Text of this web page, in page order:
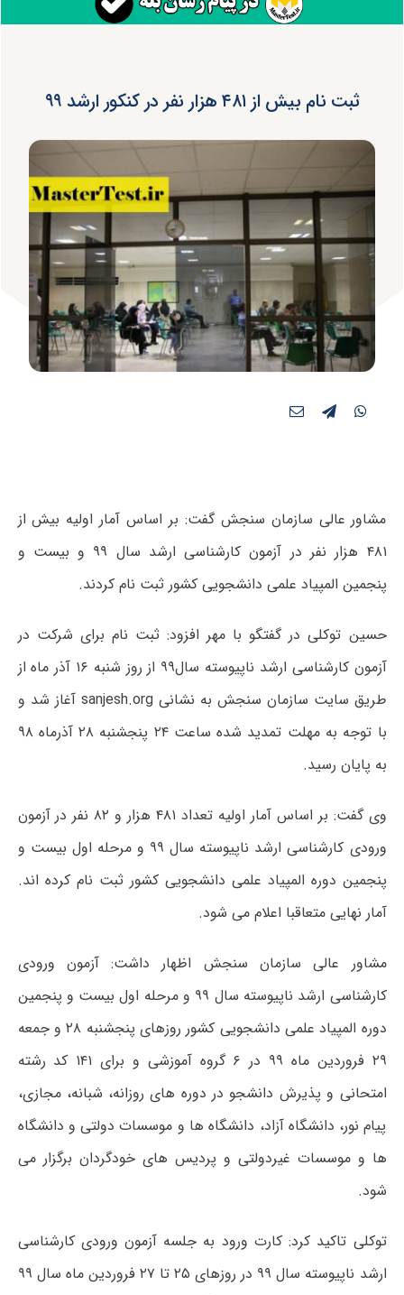
ثبت نام بیش از ۴۸۱ هزار نفر در کنکور ارشد ۹۹
مشاور عالی سازمان سنجش گفت: بر اساس آمار اولیه بیش از
۴۸۱ هزار نفر در آزمون کارشناسی ارشد سال ۹۹ و بیست و
پنجمین المپیاد علمی دانشجویی کشور ثبت نام کردند.
حسین توکلی در گفتگو با مهر افزود: ثبت نام برای شرکت در
آزمون کارشناسی ارشد ناپیوسته سال۹۹ از روز شنبه ۱۶ آذر ماه از
طریق سایت سازمان سنجش به نشانی sanjesh.org آغاز شد و
با توجه به مهلت تمدید شده ساعت ۲۴ پنجشنبه ۲۸ آذرماه ۹۸
به پایان رسید.
وی گفت: بر اساس آمار اولیه تعداد ۴۸۱ هزار و ۸۲ نفر در آزمون
ورودی کارشناسی ارشد ناپیوسته سال ۹۹ و مرحله اول بیست و
پنجمین دوره المپیاد علمی دانشجویی کشور ثبت نام کرده اند.
آمار نهایی متعاقبا اعلام می شود.
مشاور عالی سازمان سنجش اظهار داشت: آزمون ورودی
کارشناسی ارشد ناپیوسته سال ۹۹ و مرحله اول بیست و پنجمین
دوره المپیاد علمی دانشجویی کشور روزهای پنجشنبه ۲۸ و جمعه
۲۹ فروردین ماه ۹۹ در ۶ گروه آموزشی و برای ۱۴۱ کد رشته
امتحانی و پذیرش دانشجو در دوره های روزانه، شبانه، مجازی،
پیام نور، دانشگاه آزاد، دانشگاه ها و موسسات دولتی و دانشگاه
ها و موسسات غیردولتی و پردیس های خودگردان برگزار می
شود.
توکلی تاکید کرد: کارت ورود به جلسه آزمون ورودی کارشناسی
ارشد ناپیوسته سال ۹۹ در روزهای ۲۵ تا ۲۷ فروردین ماه سال ۹۹